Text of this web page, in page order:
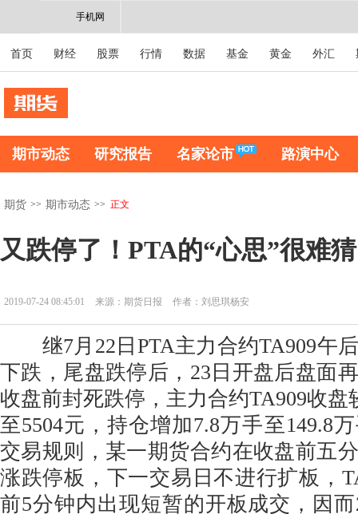
手机网
首页 财经 股票 行情 数据 基金 黄金 外汇
期市动态 研究报告 名家论市 路演中心
期货 >> 期市动态 >> 正文
又跌停了！PTA的“心思”很难猜
2019-07-24 08:45:01 来源：期货日报 作者：刘思琪杨安
继7月22日PTA主力合约TA909午
下跌，尾盘跌停后，23日开盘后盘面
收盘前封死跌停，主力合约TA909收盘
至5504元，持仓增加7.8万手至149.8
交易规则，某一期货合约在收盘前五
涨跌停板，下一交易日不进行扩板，
前5分钟内出现短暂的开板成交，因